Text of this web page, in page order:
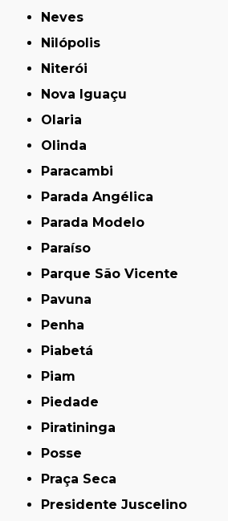
Neves
Nilópolis
Niterói
Nova Iguaçu
Olaria
Olinda
Paracambi
Parada Angélica
Parada Modelo
Paraíso
Parque São Vicente
Pavuna
Penha
Piabetá
Piam
Piedade
Piratininga
Posse
Praça Seca
Presidente Juscelino